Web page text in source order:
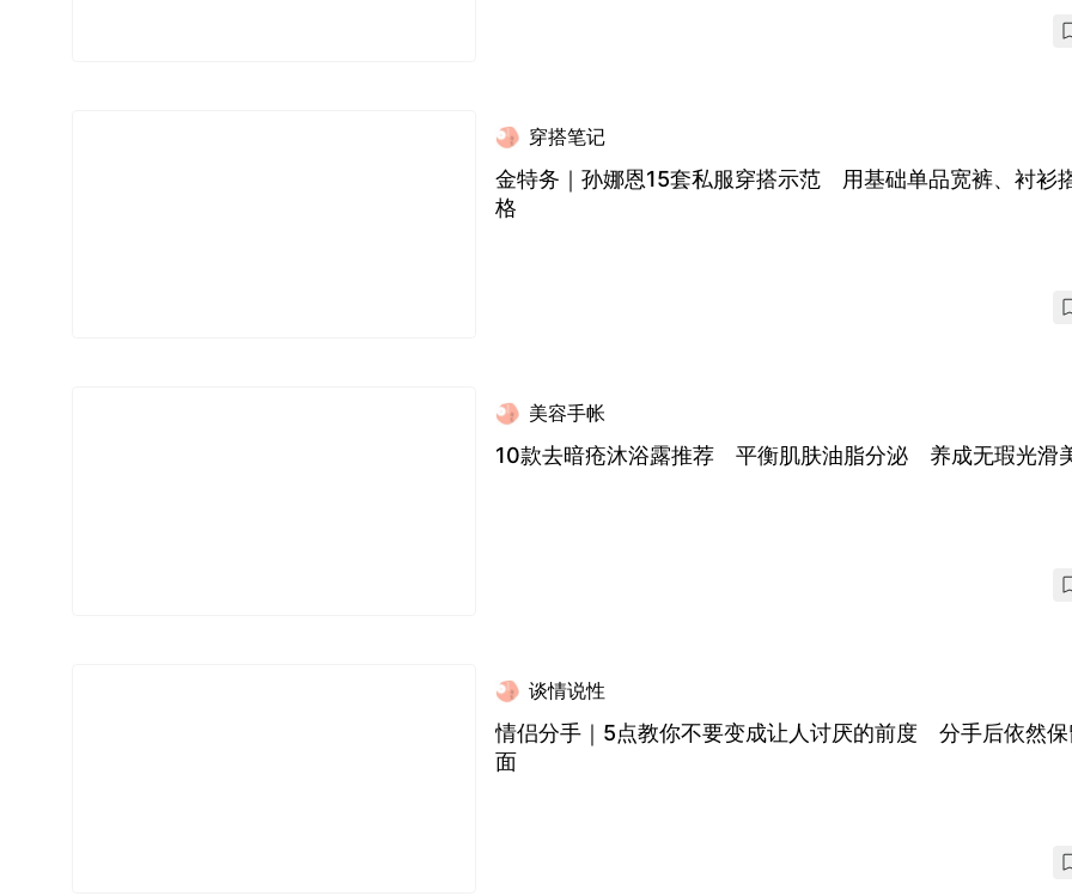
穿搭笔记
金特务｜孙娜恩15套私服穿搭示范 用基础单品宽裤、衬衫
格
美容手帐
10款去暗疮沐浴露推荐 平衡肌肤油脂分泌 养成无瑕光滑
谈情说性
情侣分手｜5点教你不要变成让人讨厌的前度 分手后依然保
面